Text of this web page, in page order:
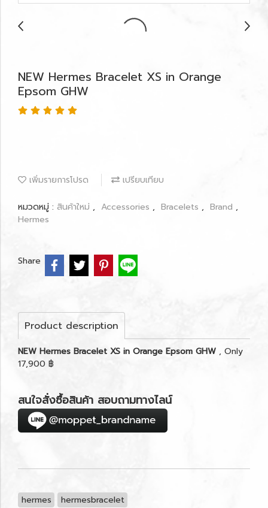
NEW Hermes Bracelet XS in Orange
Epsom GHW
เพิ่มรายการโปรด เปรียบเทียบ
หมวดหมู่ : สินค้าใหม่ , Accessories , Bracelets , Brand ,
Hermes
Share
Product description
NEW Hermes Bracelet XS in Orange Epsom GHW , Only
17,900 ฿
สนใจสั่งซื้อสินค้า สอบถามทางไลน์
hermes hermesbracelet